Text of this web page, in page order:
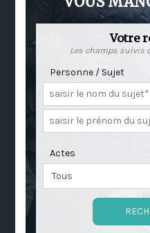
Votre
Les champs suivis
Personne / Sujet
Actes